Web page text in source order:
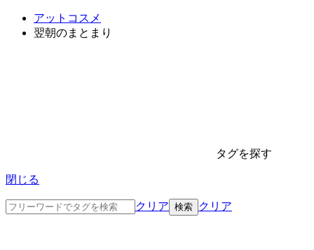
アットコスメ
翌朝のまとまり
タグを探す
閉じる
クリア クリア